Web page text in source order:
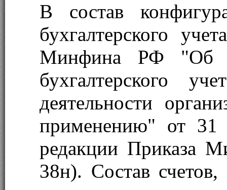
В состав
бухгалтерского
Минфина РФ "Об
бухгалтерского
деятельности
применению" от
редакции Приказа
38н). Состав счетов,